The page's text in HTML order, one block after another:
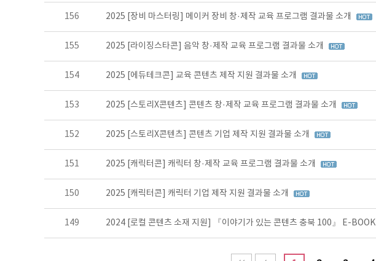
156 2025 [장비 마스터링] 메이커 장비 창·제작 교육 프로그램 결과물 소개
155 2025 [라이징스타콘] 음악 창·제작 교육 프로그램 결과물 소개
154 2025 [에듀테크콘] 교육 콘텐츠 제작 지원 결과물 소개
153 2025 [스토리X콘텐츠] 콘텐츠 창·제작 교육 프로그램 결과물 소개
152 2025 [스토리X콘텐츠] 콘텐츠 기업 제작 지원 결과물 소개
151 2025 [캐릭터콘] 캐릭터 창·제작 교육 프로그램 결과물 소개
150 2025 [캐릭터콘] 캐릭터 기업 제작 지원 결과물 소개
149 2024 [로컬 콘텐츠 소재 지원] 『이야기가 있는 콘텐츠 충북 100』 E-BOOK